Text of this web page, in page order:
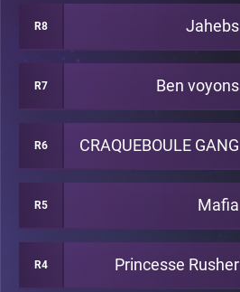
R8 Jahebs
R7 Ben voyons
R6 CRAQUEBOULE GANG
R5 Mafia
R4 Princesse Rusher